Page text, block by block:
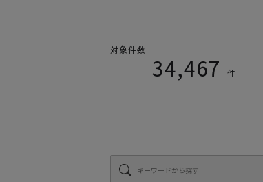
34,467件